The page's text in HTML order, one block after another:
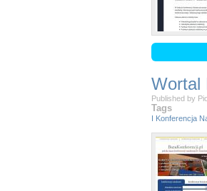
Wortal
Published by
Tags
I Konferencja